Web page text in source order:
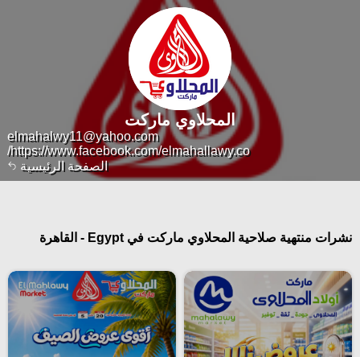
الصفحة الرئيسية
elmahalwy11@yahoo.com
https://www.facebook.com/elmahallawy.co/
المحلاوي ماركت
نشرات منتهية صلاحية المحلاوي ماركت في Egypt - القاهرة